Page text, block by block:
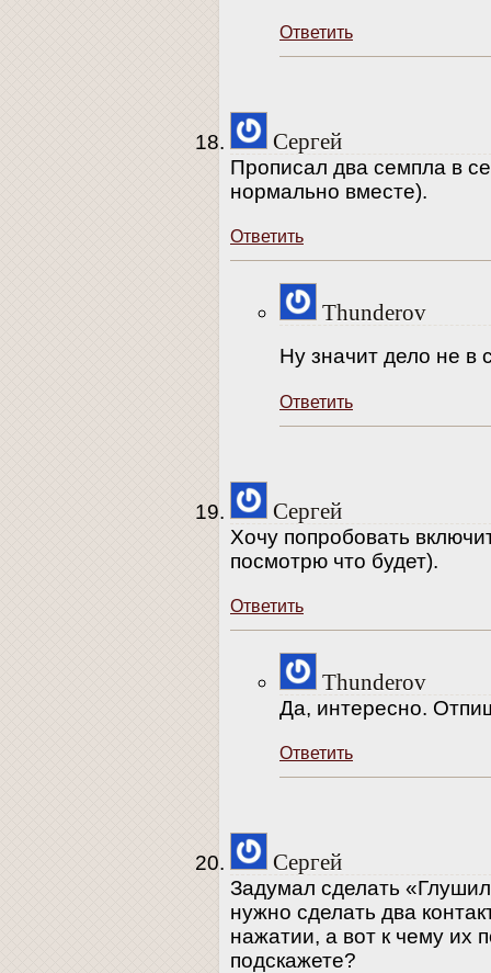
Ответить
Сергей
Прописал два семпла в
нормально вместе).
Ответить
Thunderov
Ну значит дело не в
Ответить
Сергей
Хочу попробовать
посмотрю что будет).
Ответить
Thunderov
Да, интересно.
Ответить
Сергей
Задумал сделать
нужно сделать два
нажатии, а вот к чему их
подскажете?